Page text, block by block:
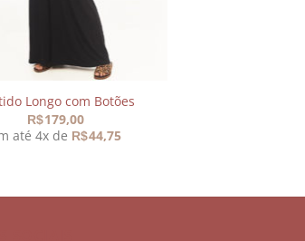
Longo com Botões
R$179,00
até 4x de R$44,75